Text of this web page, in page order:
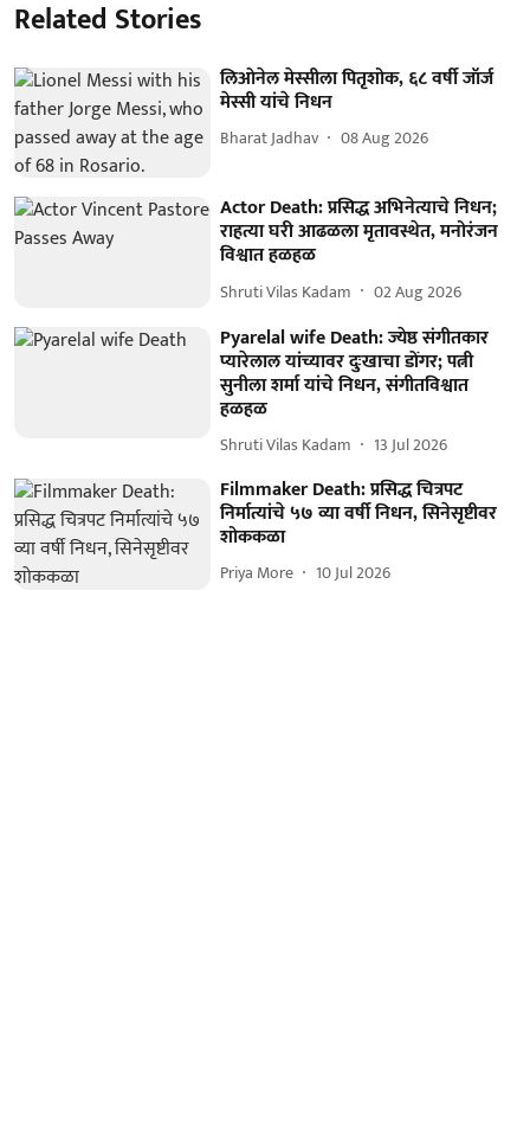
Related Stories
लिओनेल मेस्सीला पितृशोक, ६८ वर्षी जॉर्ज
मेस्सी यांचे निधन
Bharat Jadhav 08 Aug 2026
Actor Death: प्रसिद्ध अभिनेत्याचे निधन;
राहत्या घरी आढळला मृतावस्थेत, मनोरंजन
विश्वात हळहळ
Shruti Vilas Kadam 02 Aug 2026
Pyarelal wife Death: ज्येष्ठ संगीतकार
प्यारेलाल यांच्यावर दुःखाचा डोंगर; पत्नी
सुनीला शर्मा यांचे निधन, संगीतविश्वात
हळहळ
Shruti Vilas Kadam 13 Jul 2026
Filmmaker Death: प्रसिद्ध चित्रपट
निर्मात्यांचे ५७ व्या वर्षी निधन, सिनेसृष्टीवर
शोककळा
Priya More 10 Jul 2026